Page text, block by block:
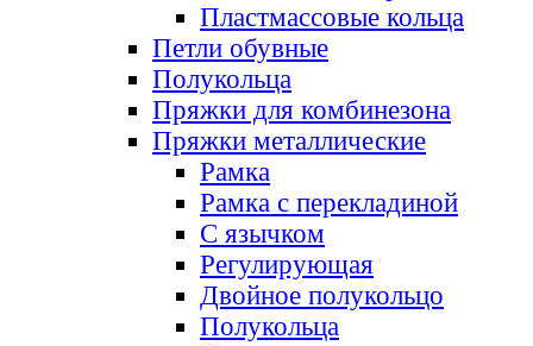
Пластмассовые кольца
Петли обувные
Полукольца
Пряжки для комбинезона
Пряжки металлические
Рамка
Рамка с перекладиной
С язычком
Регулирующая
Двойное полукольцо
Полукольца